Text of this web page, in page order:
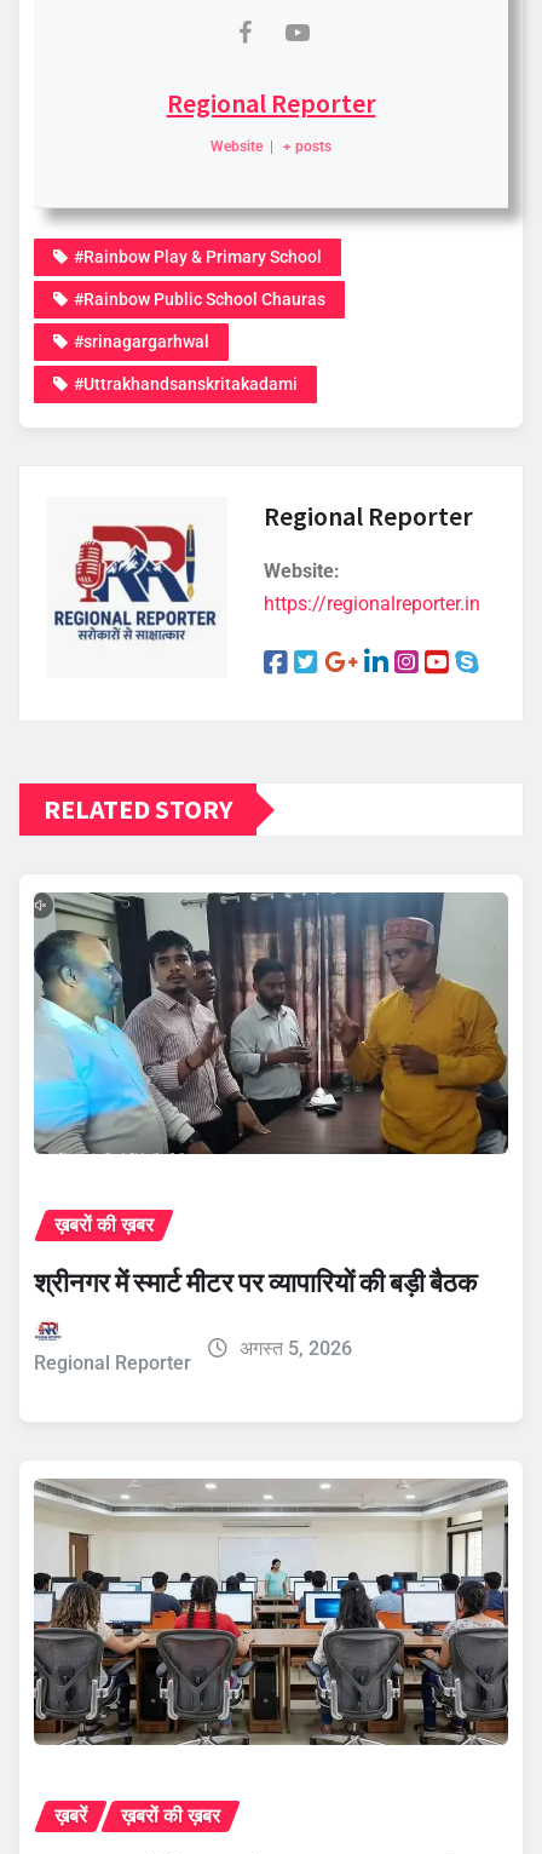
Regional Reporter
Website + posts
#Rainbow Play & Primary School
#Rainbow Public School Chauras
#srinagargarhwal
#Uttrakhandsanskritakadami
Regional Reporter
Website:
https://regionalreporter.in
RELATED STORY
ख़बरों की ख़बर
श्रीनगर में स्मार्ट मीटर पर व्यापारियों की बड़ी बैठक
Regional Reporter
अगस्त 5, 2026
ख़बरें ख़बरों की ख़बर